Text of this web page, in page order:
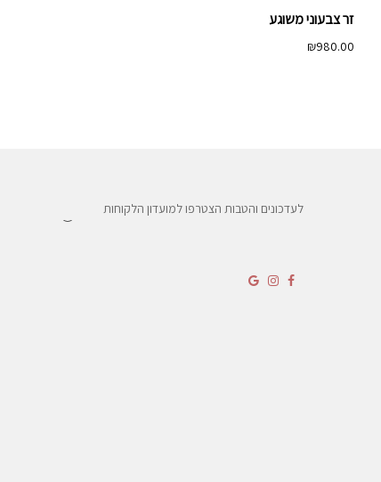
זר צבעוני משוגע
₪980.00
לעדכונים והטבות הצטרפו למועדון הלקוחות